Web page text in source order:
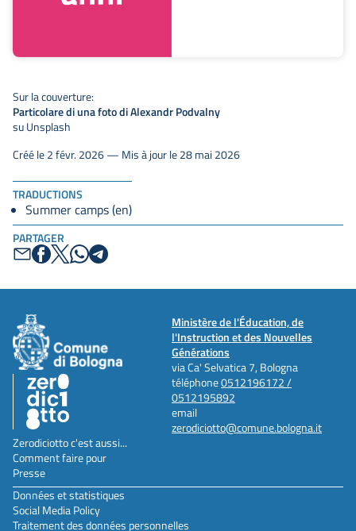
TRADUCTIONS
Summer camps (en)
PARTAGER
Sur la couverture:
Particolare di una foto di Alexandr Podvalny
su Unsplash
Créé le 2 févr. 2026 — Mis à jour le 28 mai 2026
Ministère de l'Éducation, de
l'Instruction et des Nouvelles
Générations
via Ca' Selvatica 7, Bologna
téléphone0512196172 /
0512195892
email
zerodiciotto@comune.bologna.it
Zerodiciotto c'est aussi...
Comment faire pour
Presse
Données et statistiques
Social Media Policy
Traitement des données personnelles